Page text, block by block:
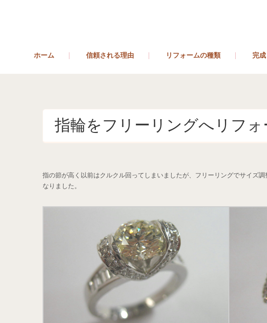
ホーム 信頼される理由 リフォームの種類 完
指輪をフリーリングへリフォ
指の節が高く以前はクルクル回ってしまいましたが、フリーリングでサイズ
なりました。